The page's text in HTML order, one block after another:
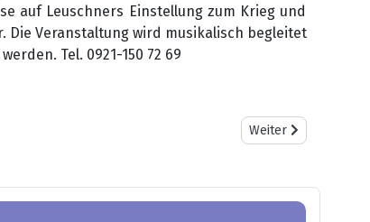
auf Leuschners Einstellung zum Krieg und
Veranstaltung wird musikalisch begleitet
Tel. 0921-150 72 69
Nächster Beitrag:
Weiter